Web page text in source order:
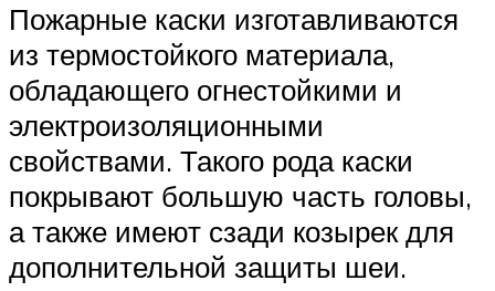
Пожарные каски изготавливаются
из термостойкого материала,
обладающего огнестойкими и
электроизоляционными
свойствами. Такого рода каски
покрывают большую часть головы,
а также имеют сзади козырек для
дополнительной защиты шеи.